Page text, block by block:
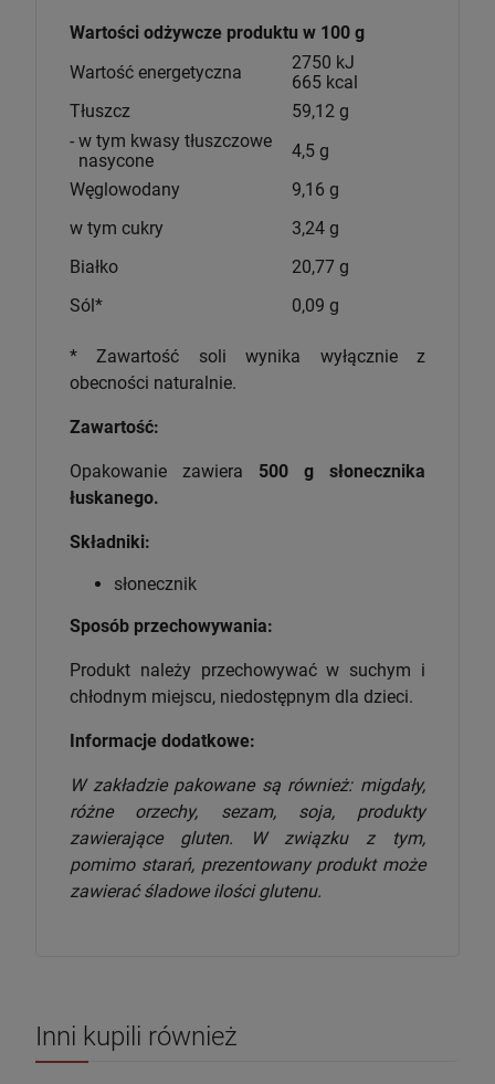
Wartości odżywcze produktu w 100 g
Wartość energetyczna
2750 kJ
665 kcal
Tłuszcz
59,12 g
- w tym kwasy tłuszczowe
nasycone
4,5 g
Węglowodany
9,16 g
w tym cukry
3,24 g
Białko
20,77 g
Sól*
0,09 g
* Zawartość soli wynika wyłącznie z
obecności naturalnie.
Zawartość:
Opakowanie zawiera 500 g słonecznika
łuskanego.
Składniki:
słonecznik
Sposób przechowywania:
Produkt należy przechowywać w suchym i
chłodnym miejscu, niedostępnym dla dzieci.
Informacje dodatkowe:
W zakładzie pakowane są również: migdały,
różne orzechy, sezam, soja, produkty
zawierające gluten. W związku z tym,
pomimo starań, prezentowany produkt może
zawierać śladowe ilości glutenu.
Inni kupili również